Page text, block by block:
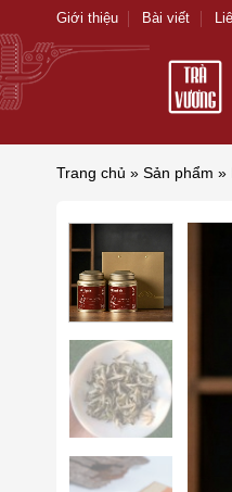
to
content
Giới thiệu Bài viết
Trang chủ » Sản phẩm »